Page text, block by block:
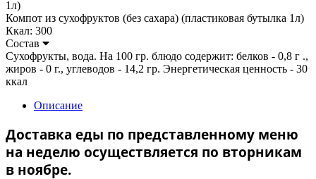
Компот из сухофруктов (без сахара) (пластиковая бутылка 1л)
Ккал: 300
Состав
Сухофрукты, вода. На 100 гр. блюдо содержит: белков - 0,8 г .,
жиров - 0 г., углеводов - 14,2 гр. Энергетическая ценность - 30
ккал
Описание
Доставка еды по представленному меню
на неделю осуществляется по вторникам
в ноябре.